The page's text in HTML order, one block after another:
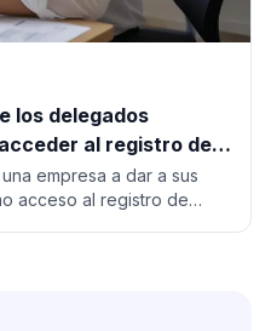
los delegados
al registro de
empresa a dar a sus
acceso al registro de